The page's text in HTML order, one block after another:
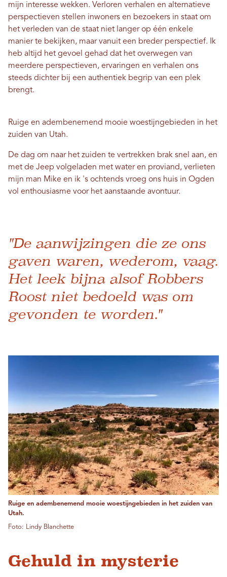
mijn interesse wekken. Verloren verhalen en alternatieve
perspectieven stellen inwoners en bezoekers in staat om
het verleden van de staat niet langer op één enkele
manier te bekijken, maar vanuit een breder perspectief. Ik
heb altijd het gevoel gehad dat het overwegen van
meerdere perspectieven, ervaringen en verhalen ons
steeds dichter bij een authentiek begrip van een plek
brengt.
Ruige en adembenemend mooie woestijngebieden in het
zuiden van Utah.
De dag om naar het zuiden te vertrekken brak snel aan, en
met de Jeep volgeladen met water en proviand, verlieten
mijn man Mike en ik 's ochtends vroeg ons huis in Ogden
vol enthousiasme voor het aanstaande avontuur.
"De aanwijzingen die ze ons
gaven waren, wederom, vaag.
Het leek bijna alsof Robbers
Roost niet bedoeld was om
gevonden te worden."
Ruige en adembenemend mooie woestijngebieden in het zuiden van
Utah.
Foto: Lindy Blanchette
Gehuld in mysterie